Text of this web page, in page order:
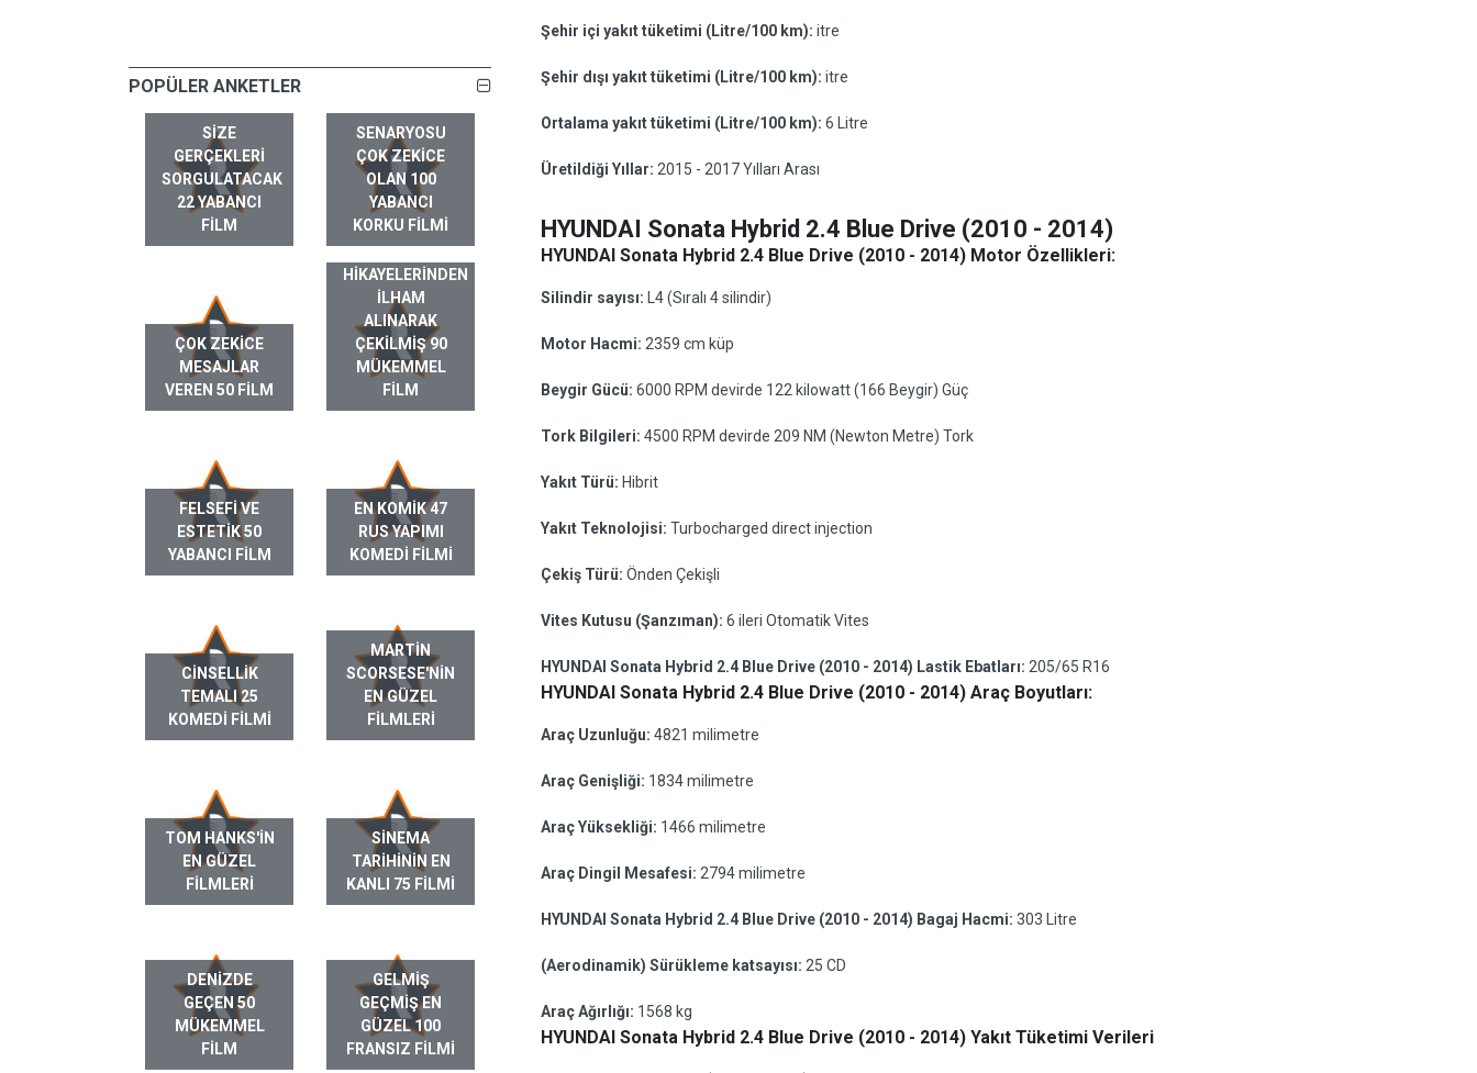
POPÜLER ANKETLER
SIZE
GERÇEKLERI
SORGULATACAK
22 YABANCI
FILM
SENARYOSU
ÇOK ZEKICE
OLAN 100
YABANCI
KORKU FILMI
ÇOK ZEKICE
MESAJLAR
VEREN 50 FILM
GERÇEK HAYAT
HIKAYELERINDEN
ILHAM
ALINARAK
ÇEKILMIŞ 90
MÜKEMMEL
FILM
FELSEFI VE
ESTETIK 50
YABANCI FILM
EN KOMIK 47
RUS YAPIMI
KOMEDI FILMI
CINSELLIK
TEMALI 25
KOMEDI FILMI
MARTIN
SCORSESE'NIN
EN GÜZEL
FILMLERI
TOM HANKS'IN
EN GÜZEL
FILMLERI
SINEMA
TARIHININ EN
KANLI 75 FILMI
DENIZDE
GEÇEN 50
MÜKEMMEL
FILM
GELMIŞ
GEÇMIŞ EN
GÜZEL 100
FRANSIZ FILMI
Şehir içi yakıt tüketimi (Litre/100 km): itre
Şehir dışı yakıt tüketimi (Litre/100 km): itre
Ortalama yakıt tüketimi (Litre/100 km): 6 Litre
Üretildiği Yıllar: 2015 - 2017 Yılları Arası
HYUNDAI Sonata Hybrid 2.4 Blue Drive (2010 - 2014)
HYUNDAI Sonata Hybrid 2.4 Blue Drive (2010 - 2014) Motor Özellikleri:
Silindir sayısı: L4 (Sıralı 4 silindir)
Motor Hacmi: 2359 cm küp
Beygir Gücü: 6000 RPM devirde 122 kilowatt (166 Beygir) Güç
Tork Bilgileri: 4500 RPM devirde 209 NM (Newton Metre) Tork
Yakıt Türü: Hibrit
Yakıt Teknolojisi: Turbocharged direct injection
Çekiş Türü: Önden Çekişli
Vites Kutusu (Şanzıman): 6 ileri Otomatik Vites
HYUNDAI Sonata Hybrid 2.4 Blue Drive (2010 - 2014) Lastik Ebatları: 205/65 R16
HYUNDAI Sonata Hybrid 2.4 Blue Drive (2010 - 2014) Araç Boyutları:
Araç Uzunluğu: 4821 milimetre
Araç Genişliği: 1834 milimetre
Araç Yüksekliği: 1466 milimetre
Araç Dingil Mesafesi: 2794 milimetre
HYUNDAI Sonata Hybrid 2.4 Blue Drive (2010 - 2014) Bagaj Hacmi: 303 Litre
(Aerodinamik) Sürükleme katsayısı: 25 CD
Araç Ağırlığı: 1568 kg
HYUNDAI Sonata Hybrid 2.4 Blue Drive (2010 - 2014) Yakıt Tüketimi Verileri